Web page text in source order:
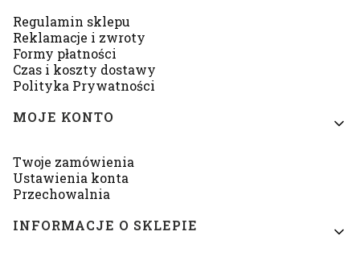
Regulamin sklepu
Reklamacje i zwroty
Formy płatności
Czas i koszty dostawy
Polityka Prywatności
MOJE KONTO
Twoje zamówienia
Ustawienia konta
Przechowalnia
INFORMACJE O SKLEPIE